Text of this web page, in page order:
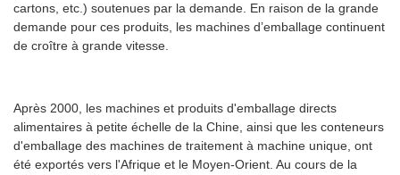
cartons, etc.) soutenues par la demande. En raison de la grande
demande pour ces produits, les machines d’emballage continuent
de croître à grande vitesse.
Après 2000, les machines et produits d'emballage directs
alimentaires à petite échelle de la Chine, ainsi que les conteneurs
d'emballage des machines de traitement à machine unique, ont
été exportés vers l'Afrique et le Moyen-Orient. Au cours de la